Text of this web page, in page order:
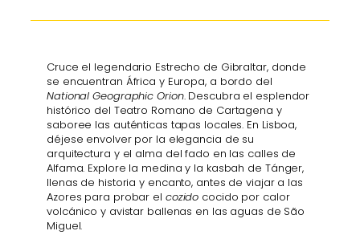
Cruce el legendario Estrecho de Gibraltar, donde
se encuentran África y Europa, a bordo del
National Geographic Orion. Descubra el esplendor
histórico del Teatro Romano de Cartagena y
saboree las auténticas tapas locales. En Lisboa,
déjese envolver por la elegancia de su
arquitectura y el alma del fado en las calles de
Alfama. Explore la medina y la kasbah de Tánger,
llenas de historia y encanto, antes de viajar a las
Azores para probar el cozido cocido por calor
volcánico y avistar ballenas en las aguas de São
Miguel.